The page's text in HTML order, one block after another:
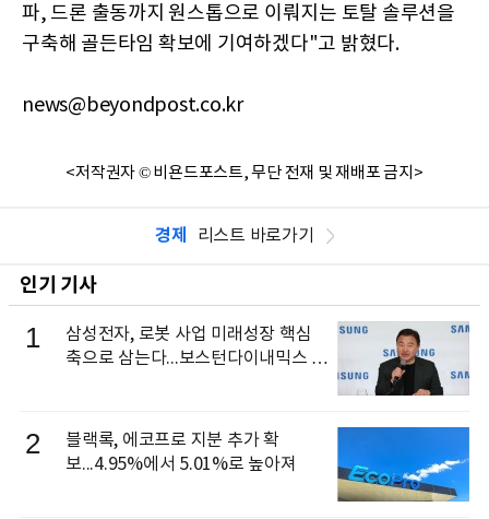
파, 드론 출동까지 원스톱으로 이뤄지는 토탈 솔루션을
구축해 골든타임 확보에 기여하겠다"고 밝혔다.
news@beyondpost.co.kr
<저작권자 © 비욘드포스트, 무단 전재 및 재배포 금지>
경제 리스트 바로가기
인기 기사
1
삼성전자, 로봇 사업 미래성장 핵심
축으로 삼는다...보스턴다이내믹스 출
2
블랙록, 에코프로 지분 추가 확
보...4.95%에서 5.01%로 높아져